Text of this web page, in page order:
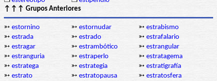
↑↑↑ Grupos Anteriores
➳ estornino ➳ estornudar ➳ estrabismo
➳ estrada ➳ estrado ➳ estrafalario
➳ estragar ➳ estrambótico ➳ estrangular
➳ estranguria ➳ estraperlo ➳ estratagema
➳ estratega ➳ estrategia ➳ estratigrafía
➳ estrato ➳ estratopausa ➳ estratosfera